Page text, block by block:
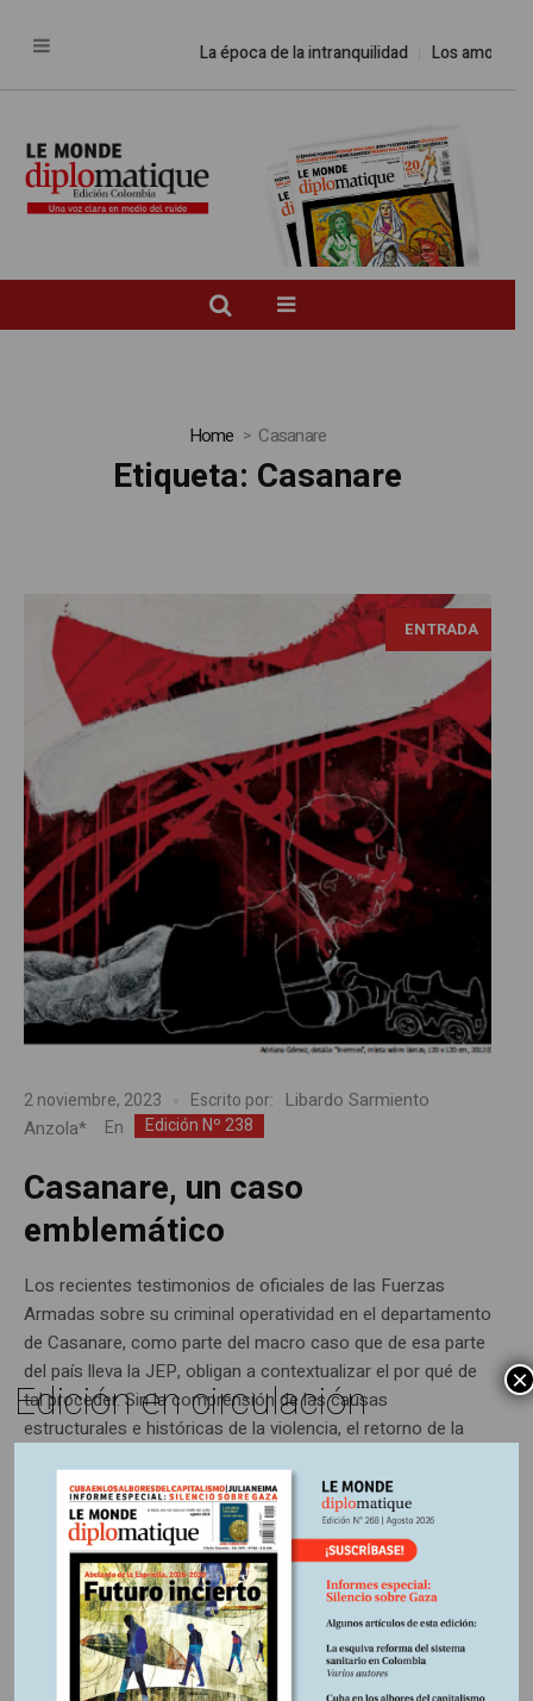
La época de la intranquilidad Los amos del
Home Casanare
Etiqueta: Casanare
ENTRADA
2 noviembre, 2023 Escrito por: Libardo Sarmiento
Anzola*
En Edición Nº 238
Casanare, un caso
emblemático
Los recientes testimonios de oficiales de las Fuerzas
Armadas sobre su criminal operatividad en el departamento
de Casanare, como parte del macro caso que de esa parte
del país lleva la JEP, obligan a contextualizar el por qué de
tal proceder. Sin la comprensión de las causas
estructurales e históricas de la violencia, el retorno de la
Últimas publicaciones
Edición en circulación ×